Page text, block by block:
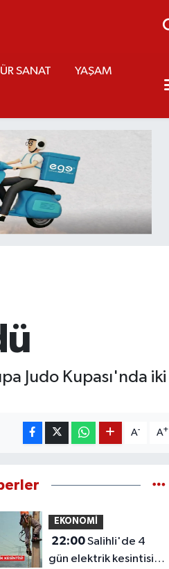
SANAT YAŞAM
Judo Kupası'nda iki
A- A+
EKONOMİ
22:00Salihli'de 4
gün elektrik kesintisi!